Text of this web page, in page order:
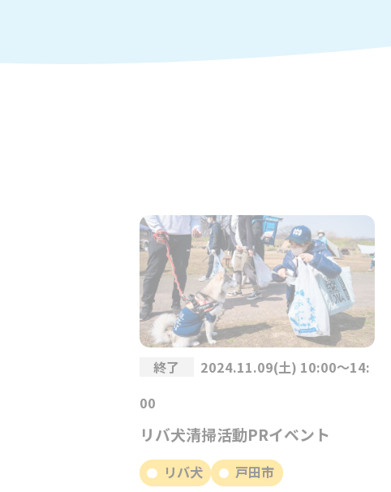
終了
2024.11.09(土) 10:00～14:
00
リバ犬清掃活動PRイベント
リバ犬 戸田市